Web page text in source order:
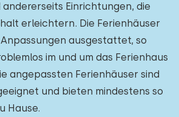
Einrichtungen, die
erleichtern. Die Ferienhäuser
ausgestattet, so
im und um das Ferienhaus
angepassten Ferienhäuser sind
und bieten mindestens so
Hause.